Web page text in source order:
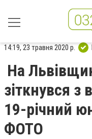
14:19, 23 травня 2020 р.
На
зіткнувся
19-річний
ФОТО